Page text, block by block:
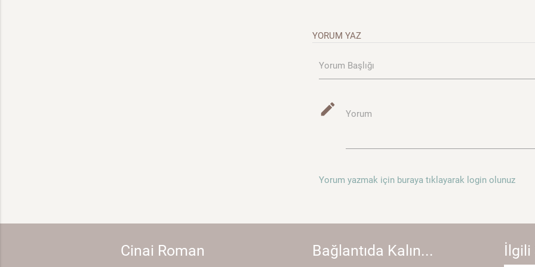
YORUM YAZ
Yorum Başlığı
mode_edit Yorum
Yorum yazmak için buraya tıklayarak login olunuz
Cinai Roman Bağlantıda Kalın... İlgili